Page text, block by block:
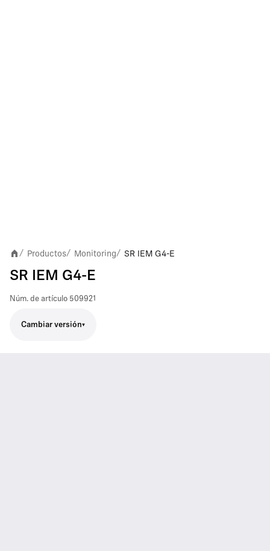
/ Productos/ Monitoring/ SR IEM G4-E
SR IEM G4-E
Núm. de artículo 509921
Cambiar versión